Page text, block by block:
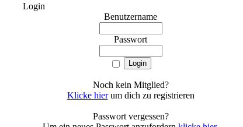
Login
Benutzername
Passwort
Noch kein Mitglied?
Klicke hierum dich zu registrieren
Passwort vergessen?